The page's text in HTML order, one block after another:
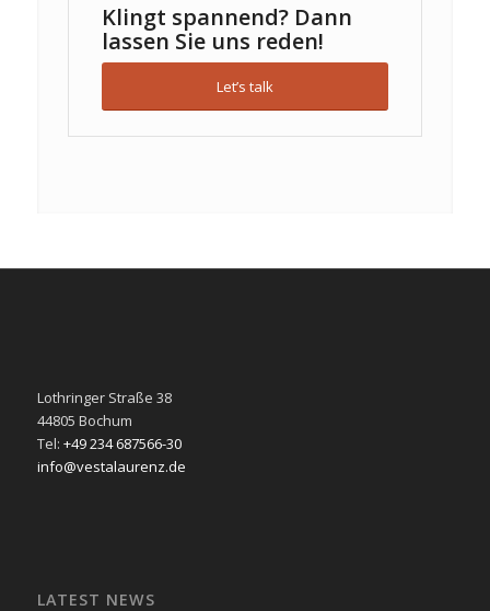
Klingt spannend? Dann
lassen Sie uns reden!
Let’s talk
Lothringer Straße 38
44805 Bochum
Tel: +49 234 687566-30
info@vestalaurenz.de
LATEST NEWS